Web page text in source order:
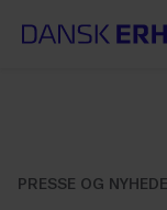
PRESSE OG